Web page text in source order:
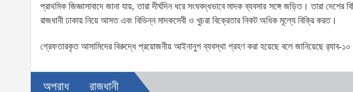
প্রাথমিক জিজ্ঞাসাবাদে জানা যায়, তারা দীর্ঘদিন ধরে সংঘবদ্ধভাবে মাদক ব্যবসার সঙ্গে জড়িত। তারা
রাজধানী ঢাকায় নিয়ে আসত এবং বিভিন্ন মাদকসেবী ও খুচরা বিক্রেতার নিকট অধিক মূল্যে বিক্রি করত।
গ্রেফতারকৃত আসামিদের বিরুদ্ধে প্রয়োজনীয় আইনানুগ ব্যবস্থা গ্রহণ করা হয়েছে বলে জানিয়েছে র‌্যাব-
অপরাধ রাজধানী